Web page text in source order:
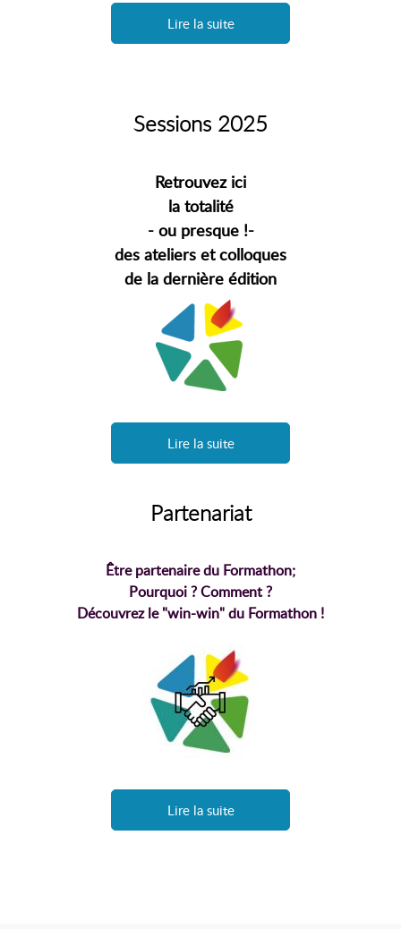
Lire la suite
Sessions 2025
Retrouvez ici
la totalité
- ou presque !-
des ateliers et colloques
de la dernière édition
Lire la suite
Partenariat
Être partenaire du Formathon;
Pourquoi ? Comment ?
Découvrez le "win-win" du Formathon !
Lire la suite